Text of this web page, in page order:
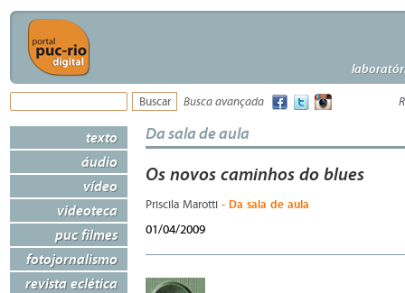
Busca avançada
texto
áudio
vídeo
videoteca
puc filmes
fotojornalismo
revista eclética
Da sala de aula
Os novos caminhos do blues
Priscila Marotti - Da sala de aula
01/04/2009